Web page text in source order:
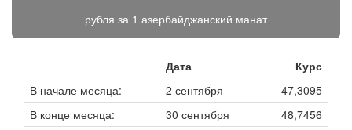
рубля за 1 азербайджанский манат
Дата
Курс
В начале месяца:
2 сентября
47,3095
В конце месяца:
30 сентября
48,7456